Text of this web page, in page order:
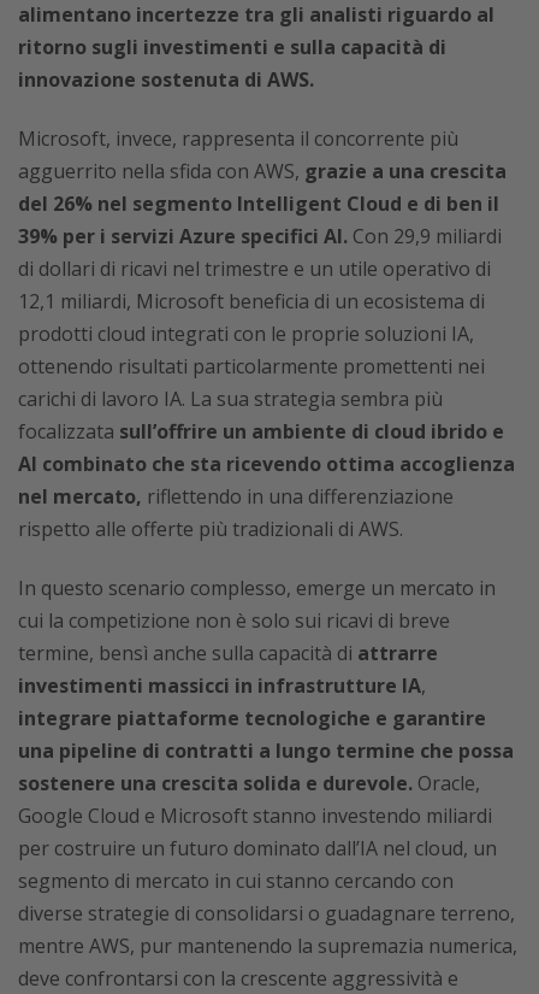
alimentano incertezze tra gli analisti riguardo al
ritorno sugli investimenti e sulla capacità di
innovazione sostenuta di AWS.
Microsoft, invece, rappresenta il concorrente più
agguerrito nella sfida con AWS, grazie a una crescita
del 26% nel segmento Intelligent Cloud e di ben il
39% per i servizi Azure specifici AI. Con 29,9 miliardi
di dollari di ricavi nel trimestre e un utile operativo di
12,1 miliardi, Microsoft beneficia di un ecosistema di
prodotti cloud integrati con le proprie soluzioni IA,
ottenendo risultati particolarmente promettenti nei
carichi di lavoro IA. La sua strategia sembra più
focalizzata sull’offrire un ambiente di cloud ibrido e
AI combinato che sta ricevendo ottima accoglienza
nel mercato, riflettendo in una differenziazione
rispetto alle offerte più tradizionali di AWS.
In questo scenario complesso, emerge un mercato in
cui la competizione non è solo sui ricavi di breve
termine, bensì anche sulla capacità di attrarre
investimenti massicci in infrastrutture IA,
integrare piattaforme tecnologiche e garantire
una pipeline di contratti a lungo termine che possa
sostenere una crescita solida e durevole. Oracle,
Google Cloud e Microsoft stanno investendo miliardi
per costruire un futuro dominato dall’IA nel cloud, un
segmento di mercato in cui stanno cercando con
diverse strategie di consolidarsi o guadagnare terreno,
mentre AWS, pur mantenendo la supremazia numerica,
deve confrontarsi con la crescente aggressività e